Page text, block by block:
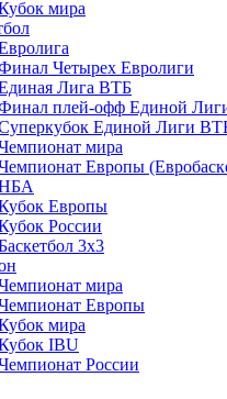
мира
Четырех Евролиги
Лига ВТБ
плей-офф Единой
Единой Лиги
мира
Европы
Европы
России
3х3
мира
Европы
мира
IBU
России